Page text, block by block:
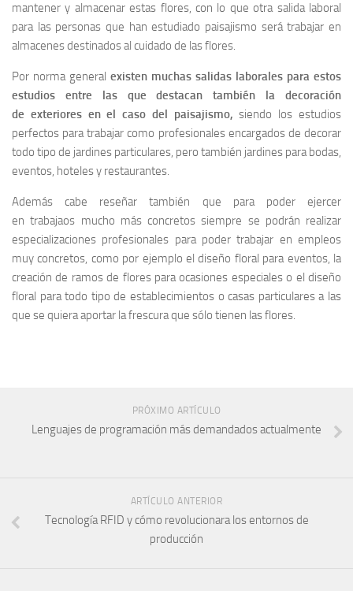
mantener y almacenar estas flores, con lo que otra salida laboral
para las personas que han estudiado paisajismo será trabajar en
almacenes destinados al cuidado de las flores.
Por norma general existen muchas salidas laborales para estos
estudios entre las que destacan también la decoración
de exteriores en el caso del paisajismo, siendo los estudios
perfectos para trabajar como profesionales encargados de decorar
todo tipo de jardines particulares, pero también jardines para bodas,
eventos, hoteles y restaurantes.
Además cabe reseñar también que para poder ejercer
en trabajaos mucho más concretos siempre se podrán realizar
especializaciones profesionales para poder trabajar en empleos
muy concretos, como por ejemplo el diseño floral para eventos, la
creación de ramos de flores para ocasiones especiales o el diseño
floral para todo tipo de establecimientos o casas particulares a las
que se quiera aportar la frescura que sólo tienen las flores.
PRÓXIMO ARTÍCULO
Lenguajes de programación más demandados actualmente
ARTÍCULO ANTERIOR
Tecnología RFID y cómo revolucionara los entornos de
producción